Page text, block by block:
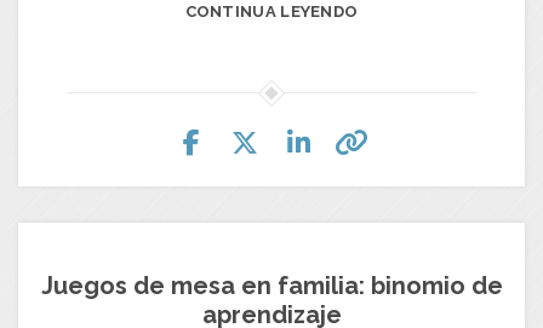
CONTINUA LEYENDO
Juegos de mesa en familia: binomio de
aprendizaje